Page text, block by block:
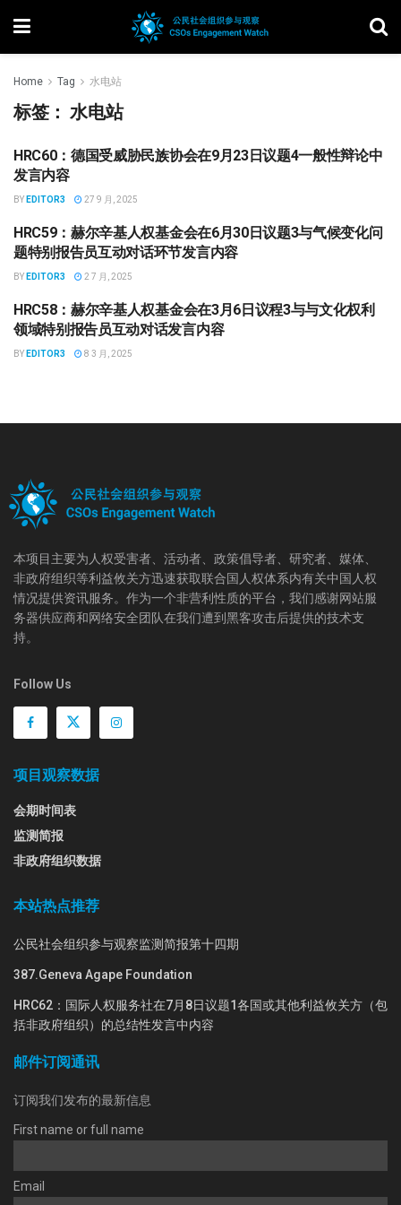
Home Tag 水电站
标签：水电站
公民社会组织倡导
HRC60：德国受威胁民族协会在9月23日议题4一般性辩论中
发言内容
BY EDITOR3 27 9 月, 2025
公民社会组织倡导
HRC59：赫尔辛基人权基金会在6月30日议题3与气候变化问
题特别报告员互动对话环节发言内容
BY EDITOR3 2 7 月, 2025
公民社会组织倡导
HRC58：赫尔辛基人权基金会在3月6日议程3与与文化权利
领域特别报告员互动对话发言内容
BY EDITOR3 8 3 月, 2025
本项目主要为人权受害者、活动者、政策倡导者、研究者、媒体、
非政府组织等利益攸关方迅速获取联合国人权体系内有关中国人权
情况提供资讯服务。作为一个非营利性质的平台，我们感谢网站服
务器供应商和网络安全团队在我们遭到黑客攻击后提供的技术支
持。
Follow Us
项目观察数据
会期时间表
监测简报
非政府组织数据
本站热点推荐
公民社会组织参与观察监测简报第十四期
387.Geneva Agape Foundation
HRC62：国际人权服务社在7月8日议题1各国或其他利益攸关方（包
括非政府组织）的总结性发言中内容
邮件订阅通讯
订阅我们发布的最新信息
First name or full name
Email